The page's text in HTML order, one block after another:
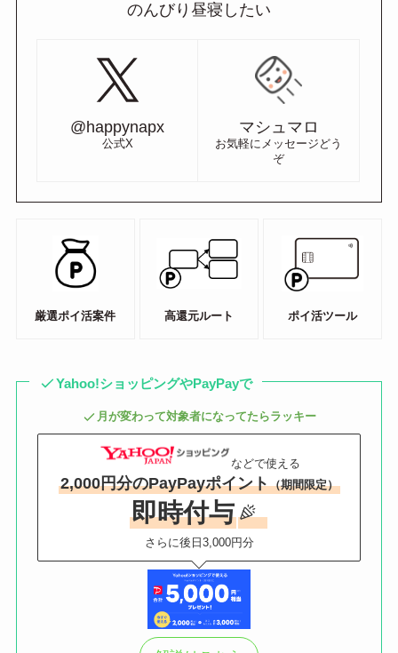
のんびり昼寝したい
@happynapx
公式X
マシュマロ
お気軽にメッセージどう
ぞ
厳選ポイ活案件 高還元ルート ポイ活ツール
Yahoo!ショッピングやPayPayで
月が変わって対象者になってたらラッキー
などで使える
2,000円分のPayPayポイント（期間限定）
即時付与
さらに後日3,000円分